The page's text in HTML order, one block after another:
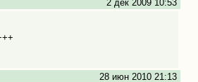
2 дек 2009 10:53
28 июн 2010 21:13